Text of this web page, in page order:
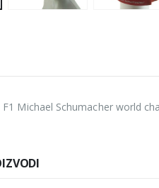
F1 Michael Schumacher world